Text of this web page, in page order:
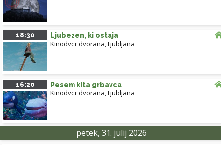
18:30 Ljubezen, ki ostaja
Kinodvor dvorana,Ljubljana
16:20 Pesem kita grbavca
Kinodvor dvorana,Ljubljana
petek, 31. julij 2026